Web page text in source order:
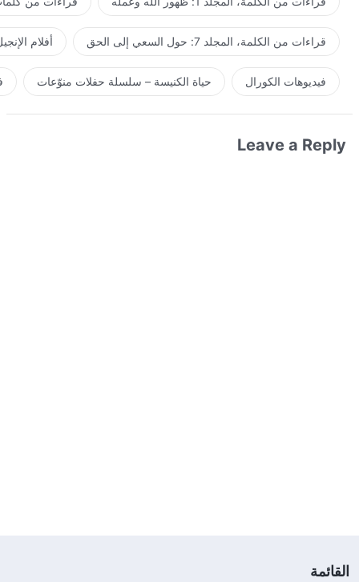
قراءات من الكلمة، المجلد 7: حول السعي إلى الحق أفلام
فيديوهات الكورال حياة الكنيسة – سلسلة حفلات منوّعات
Leave a Reply
القائمة